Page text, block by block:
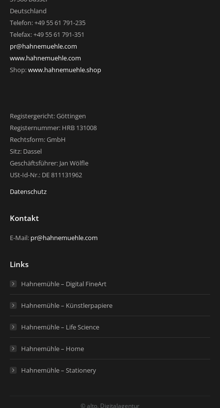
Deutschland
Telefon: +49 55 61 791-235
Telefax: +49 55 61 791-351
pr@hahnemuehle.com
www.hahnemuehle.com
Shop:www.hahnemuehle.shop
Registergericht: Göttingen
Registernummer: HRB 131008
Rechtsform: GmbH
Sitz: Dassel
Geschäftsführer: Jan Wölfle
USt-Id-Nr.: DE 811131962
Datenschutz
Kontakt
E-Mail: pr@hahnemuehle.com
Links
Hahnemühle – Digital FineArt
Hahnemühle – Künstlerpapiere
Hahnemühle – Life Science
Hahnemühle – Home
Hahnemühle – Stationery
© alto. Digitalagentur